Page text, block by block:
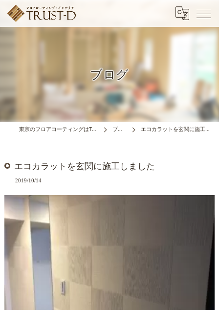
ブログ
東京のフロアコーティングはTRUST-D ブログ エコカラットを玄関に施工しました
エコカラットを玄関に施工しました
2019/10/14